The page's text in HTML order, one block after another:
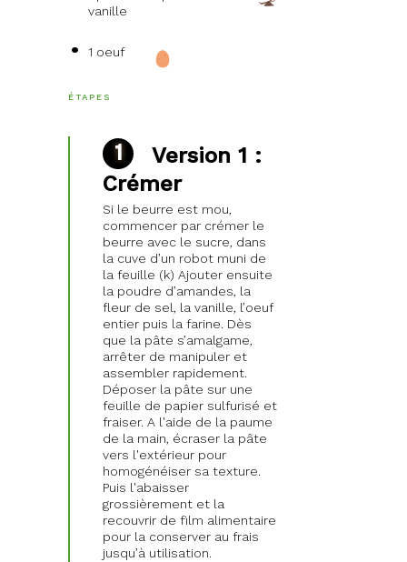
vanille
1 oeuf
ÉTAPES
Version 1 :
Crémer
Si le beurre est mou,
commencer par crémer le
beurre avec le sucre, dans
la cuve d’un robot muni de
la feuille (k) Ajouter ensuite
la poudre d’amandes, la
fleur de sel, la vanille, l’oeuf
entier puis la farine. Dès
que la pâte s’amalgame,
arrêter de manipuler et
assembler rapidement.
Déposer la pâte sur une
feuille de papier sulfurisé et
fraiser. A l'aide de la paume
de la main, écraser la pâte
vers l'extérieur pour
homogénéiser sa texture.
Puis l'abaisser
grossièrement et la
recouvrir de film alimentaire
pour la conserver au frais
jusqu’à utilisation.